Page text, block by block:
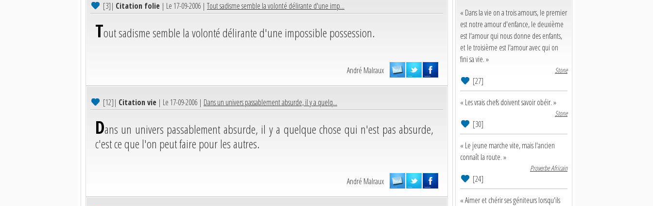
[3]| Citation folie | Le 17-09-2006 |Tout sadisme semble la volonté délirante d'une imp...
Tout sadisme semble la volonté délirante d'une impossible possession.
André Malraux
[12]| Citation vie | Le 17-09-2006 | Dans un univers passablement absurde, il y a quelq...
Dans un univers passablement absurde, il y a quelque chose qui n'est pas absurde,
c'est ce que l'on peut faire pour les autres.
André Malraux
« Dans la vie on a trois amours, le premier
est notre amour d'enfance, le deuxième
est l'amour qui nous donne des enfants,
et le troisième est l'amour avec qui on
fini sa vie. »
Stone
[27]
« Les vrais chefs doivent savoir obéir. »
Stone
[30]
« Le jeune marche vite, mais l'ancien
connaît la route. »
Proverbe Africain
[24]
« Aimer et chérir ses géniteurs lorsqu'ils